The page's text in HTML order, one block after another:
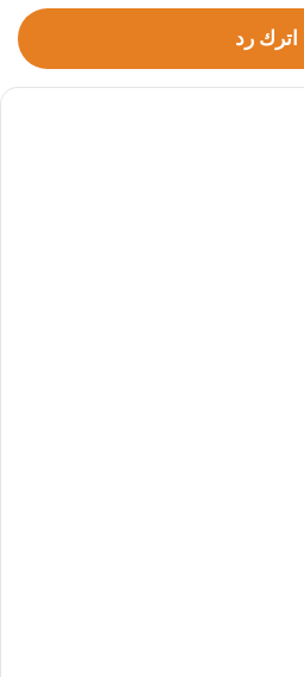
اترك رد